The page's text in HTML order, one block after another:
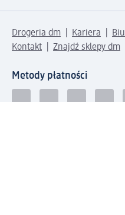
Drogeria dm Kariera
Kontakt
Znajdź sklepy dm
Metody płatności